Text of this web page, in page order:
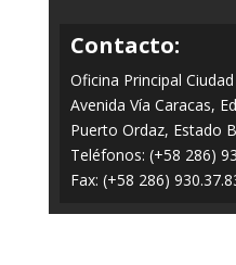
Contacto:
Oficina Principal
Avenida Vía Caracas,
Puerto Ordaz, Estado
Teléfonos: (+58 286)
Fax: (+58 286)